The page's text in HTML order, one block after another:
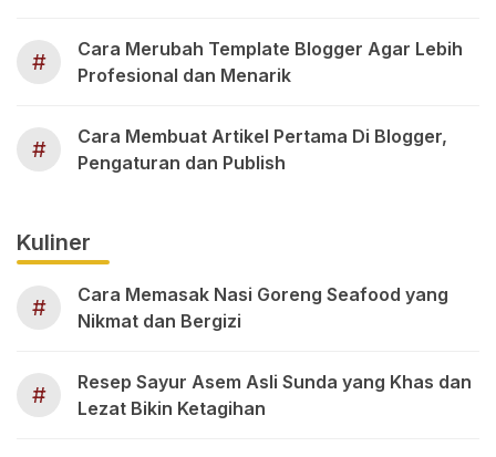
#
Cara Merubah Template Blogger Agar Lebih
Profesional dan Menarik
#
Cara Membuat Artikel Pertama Di Blogger,
Pengaturan dan Publish
Kuliner
#
Cara Memasak Nasi Goreng Seafood yang
Nikmat dan Bergizi
#
Resep Sayur Asem Asli Sunda yang Khas dan
Lezat Bikin Ketagihan